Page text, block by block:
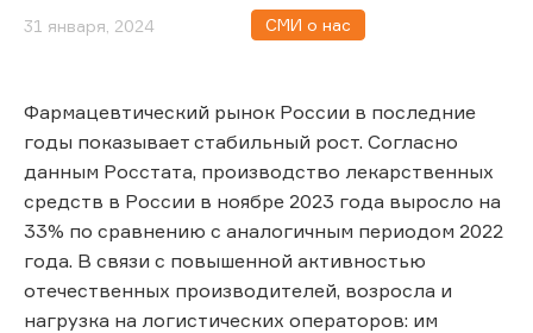
31 января, 2024 СМИ о нас
Фармацевтический рынок России в последние
годы показывает стабильный рост. Cогласно
данным Росстата, производство лекарственных
средств в России в ноябре 2023 года выросло на
33% по сравнению с аналогичным периодом 2022
года. В связи с повышенной активностью
отечественных производителей, возросла и
нагрузка на логистических операторов: им